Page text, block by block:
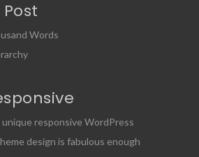
Words
unique responsive WordPress
design is fabulous enough